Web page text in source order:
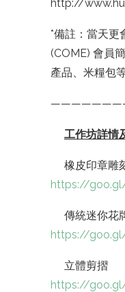
http://
*備註：當天更
(COME) 會員
產品、米糧包
工作坊詳情
橡皮印章雕
https://
傳統迷你花
https://
立體剪摺
https://